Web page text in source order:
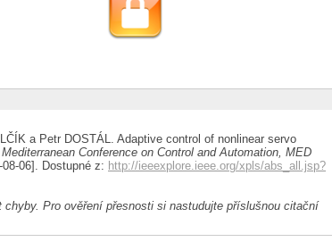
a Petr DOSTÁL. Adaptive control of nonlinear servo
Conference on Control and Automation, MED
06]. Dostupné z: http://ieeexplore.ieee.org/xpls/abs_all.jsp?
Pro ověření přesnosti si nastudujte příslušnou citační